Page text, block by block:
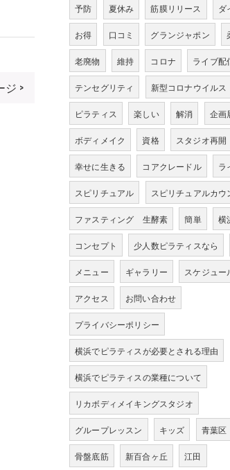
ジ >
予防 夏休み 筋膜リリース ダ
お得 口コミ グランジャポン
老廃物 維持 コロナ ライブ配
テンセグリティ 新型コロナウイルス
ピラティス 楽しい 解消 企画
ボディメイク 資格 スタジオ再開
幸せに生きる コアクレードル ラ
スピリチュアル スピリチュアルカウ
ファスティング 生酵素 簡単 横
コンセプト 少人数ピラティスなら
メニュー ギャラリー スケジュー
アクセス お問い合わせ
プライバシーポリシー
横浜でピラティスが必要とされる理由
横浜でピラティスの業種について
リカボディメイキングスタジオ
グループレッスン キッズ 青葉区
骨盤底筋 新百合ヶ丘 江田